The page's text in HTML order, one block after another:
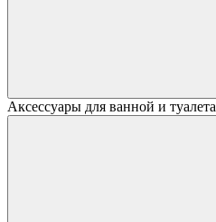
Аксессуары для ванной и туалета